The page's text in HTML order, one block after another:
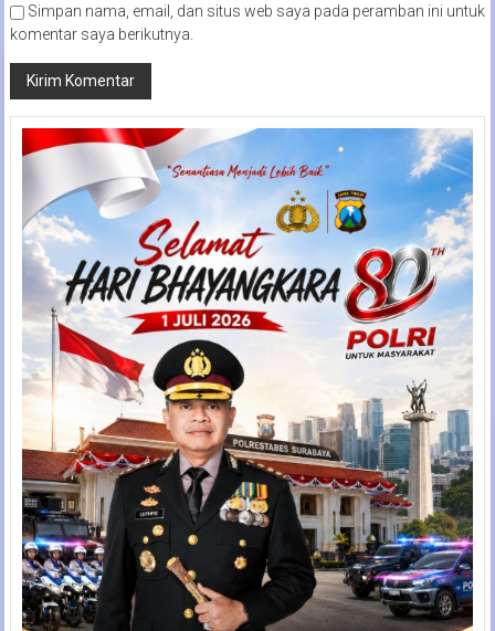
Simpan nama, email, dan situs web saya pada peramban ini untuk
komentar saya berikutnya.